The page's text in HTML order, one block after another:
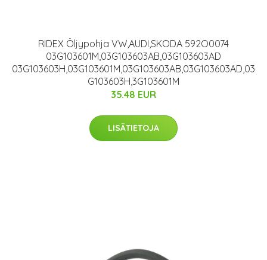
RIDEX Öljypohja VW,AUDI,SKODA 592O0074
03G103601M,03G103603AB,03G103603AD
03G103603H,03G103601M,03G103603AB,03G103603AD,03
G103603H,3G103601M
35.48 EUR
LISÄTIETOJA